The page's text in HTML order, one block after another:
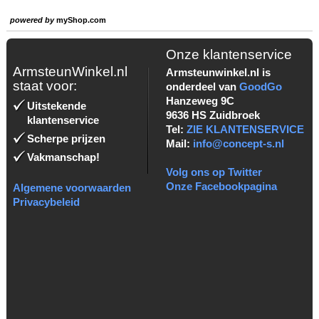
powered bymyShop.com
ArmsteunWinkel.nl
staat voor:
Uitstekende
klantenservice
Scherpe prijzen
Vakmanschap!
Algemene voorwaarden
Privacybeleid
Onze klantenservice
Armsteunwinkel.nl is
onderdeel van GoodGo
Hanzeweg 9C
9636 HS Zuidbroek
Tel: ZIE KLANTENSERVICE
Mail: info@concept-s.nl
Volg ons op Twitter
Onze Facebookpagina